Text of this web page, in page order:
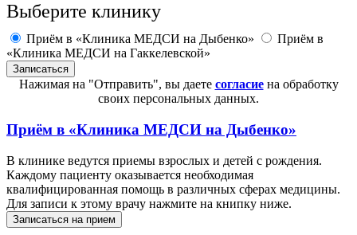
Выберите клинику
Приём в «Клиника МЕДСИ на Дыбенко»
Приём в
«Клиника МЕДСИ на Гаккелевской»
Нажимая на "Отправить", вы даете согласиена обработку
своих персональных данных.
Приём в «Клиника МЕДСИ на Дыбенко»
В клинике ведутся приемы взрослых и детей с рождения.
Каждому пациенту оказывается необходимая
квалифицированная помощь в различных сферах медицины.
Для записи к этому врачу нажмите на книпку ниже.
Записаться на прием